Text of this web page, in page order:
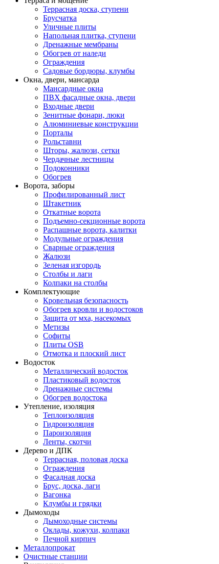
Террасная доска, ступени
Брусчатка
Уличные плиты
Напольная плитка, ступени
Дренажные мембраны
Обогрев от наледи
Ограждения
Садовые бордюры, клумбы
Окна, двери, мансарда
Мансардные окна
ПВХ фасадные окна, двери
Входные двери
Зенитные фонари, люки
Алюминиевые конструкции
Порталы
Рольставни
Шторы, жалюзи, сетки
Чердачные лестницы
Подоконники
Обогрев
Ворота, заборы
Профилированный лист
Штакетник
Откатные ворота
Подъемно-секционные ворота
Распашные ворота, калитки
Модульные ограждения
Сварные ограждения
Жалюзи
Зеленая изгородь
Столбы и лаги
Колпаки на столбы
Комплектующие
Кровельная безопасность
Обогрев кровли и водостоков
Защита от мха, насекомых
Метизы
Софиты
Плиты OSB
Отмотка и плоский лист
Водосток
Металлический водосток
Пластиковый водосток
Дренажные системы
Обогрев водостока
Утепление, изоляция
Теплоизоляция
Гидроизоляция
Пароизоляция
Ленты, скотчи
Дерево и ДПК
Террасная, половая доска
Ограждения
Фасадная доска
Брус, доска, лаги
Вагонка
Клумбы и грядки
Дымоходы
Дымоходные системы
Оклады, кожухи, колпаки
Печной кирпич
Металлопрокат
Очистные станции